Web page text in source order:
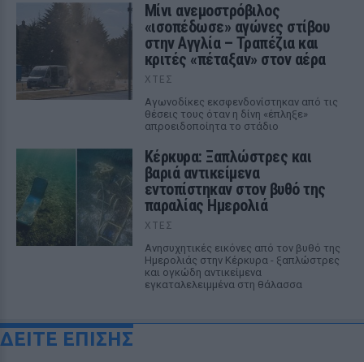
Μίνι ανεμοστρόβιλος
«ισοπέδωσε» αγώνες στίβου
στην Αγγλία – Τραπέζια και
κριτές «πέταξαν» στον αέρα
ΧΤΕΣ
Αγωνοδίκες εκσφενδονίστηκαν από τις
θέσεις τους όταν η δίνη «έπληξε»
απροειδοποίητα το στάδιο
Κέρκυρα: Ξαπλώστρες και
βαριά αντικείμενα
εντοπίστηκαν στον βυθό της
παραλίας Ημερολιά
ΧΤΕΣ
Ανησυχητικές εικόνες από τον βυθό της
Ημερολιάς στην Κέρκυρα - ξαπλώστρες
και ογκώδη αντικείμενα
εγκαταλελειμμένα στη θάλασσα
ΔΕΙΤΕ ΕΠΙΣΗΣ